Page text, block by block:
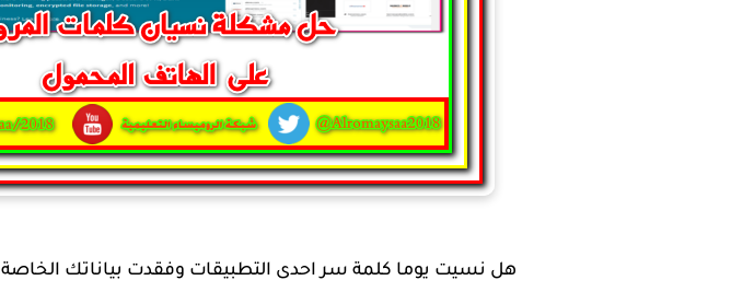
هل نسيت يوما كلمة سر احدى التطبيقات وفقدت بياناتك الخاصة